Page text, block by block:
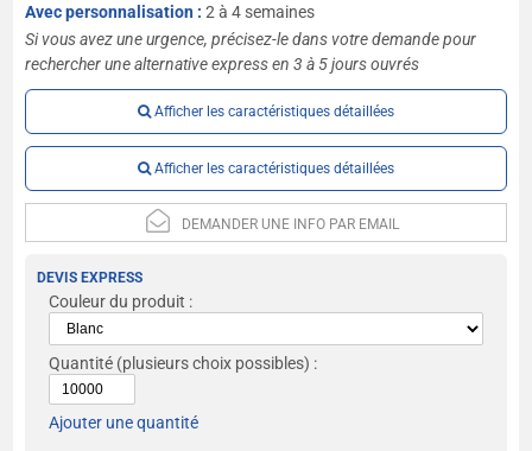
Avec personnalisation :2 à 4 semaines
Si vous avez une urgence, précisez-le dans votre demande pour
rechercher une alternative express en 3 à 5 jours ouvrés
Afficher les caractéristiques détaillées
Afficher les caractéristiques détaillées
DEMANDER UNE INFO PAR EMAIL
DEVIS EXPRESS
Couleur du produit :
Quantité (plusieurs choix possibles) :
Ajouter une quantité